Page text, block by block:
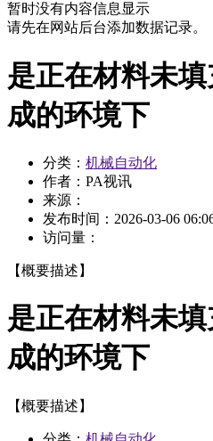
暂时没有内容信息显示
请先在网站后台添加数据记录。
是正在材料未
成的环境下
分类： 机械自动化
作者：PA视讯
来源：
发布时间： 2026-03-06
访问量：
【概要描述】
是正在材料未
成的环境下
【概要描述】